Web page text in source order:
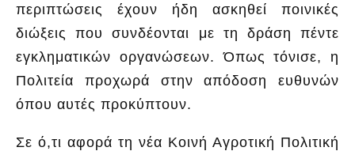
περιπτώσεις έχουν ήδη ασκηθεί ποινικές
διώξεις που συνδέονται με τη δράση πέντε
εγκληματικών οργανώσεων. Όπως τόνισε, η
Πολιτεία προχωρά στην απόδοση ευθυνών
όπου αυτές προκύπτουν.
Σε ό,τι αφορά τη νέα Κοινή Αγροτική Πολιτική